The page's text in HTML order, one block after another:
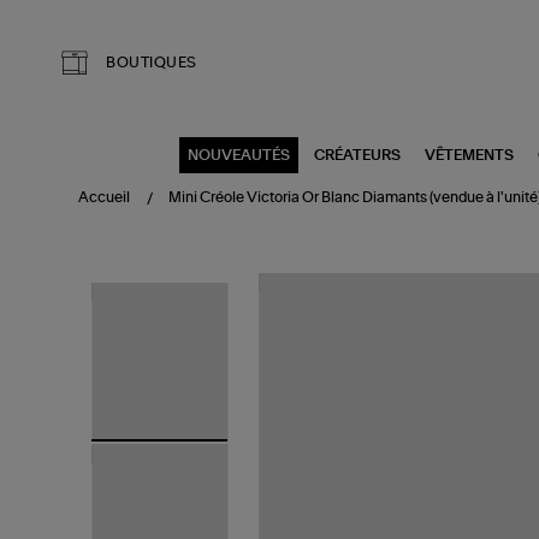
BOUTIQUES
NOUVEAUTÉS CRÉATEURS VÊTEMENTS
Accueil Mini Créole Victoria Or Blanc Diamants (vendue à